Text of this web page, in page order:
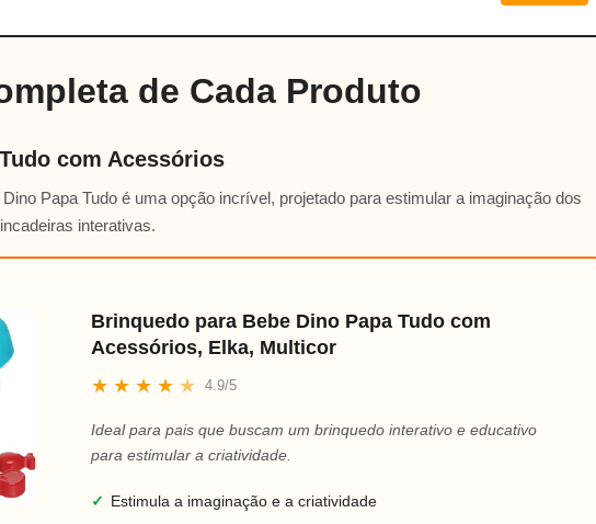
de Cada Produto
com Acessórios
Papa Tudo é uma opção incrível, projetado para estimular a imaginação dos
interativas.
Brinquedo para Bebe Dino Papa Tudo com
Acessórios, Elka, Multicor
★ ★ ★ ★ ★ 4.9/5
Ideal para pais que buscam um brinquedo interativo e educativo
para estimular a criatividade.
✓ Estimula a imaginação e a criatividade